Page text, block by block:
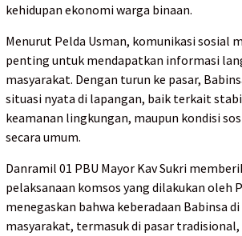
kehidupan ekonomi warga binaan.
Menurut Pelda Usman, komunikasi sosial
penting untuk mendapatkan informasi
masyarakat. Dengan turun ke pasar,
situasi nyata di lapangan, baik terkait
keamanan lingkungan, maupun kondisi
secara umum.
Danramil 01 PBU Mayor Kav Sukri
pelaksanaan komsos yang dilakukan oleh
menegaskan bahwa keberadaan Babinsa
masyarakat, termasuk di pasar tradisional,